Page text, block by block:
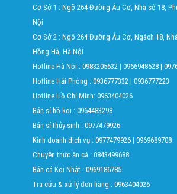
Cơ Sở 1 : Ngõ 264 Đường Âu Cơ, Nhà số 18,
Nội
Cơ Sở 2 : Ngõ 264 Đường Âu Cơ, Ngách 18,
Hồng Hà, Hà Nội
Hotline Hà Nội : 0983205632 | 0966948528 |
Hotline Hải Phòng : 0936777332 | 0936777223
Hotline Hồ Chí Minh: 0963404026
Bán sỉ hồ koi : 0964483298
Bán sỉ thủy sinh : 0977479926
Kinh doanh dịch vụ : 0977479926 | 0969689708
Chuyên thức ăn cá : 0843499688
Bán cá Koi Nhật : 0969186785
Tra cứu & xử lý đơn hàng : 0963404026